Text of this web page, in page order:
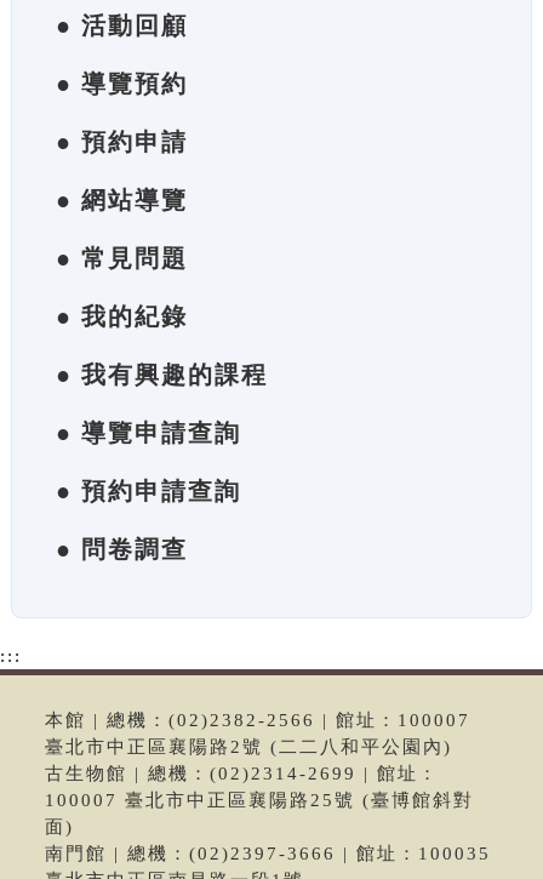
● 活動回顧
● 導覽預約
● 預約申請
● 網站導覽
● 常見問題
● 我的紀錄
● 我有興趣的課程
● 導覽申請查詢
● 預約申請查詢
● 問卷調查
:::
本館 | 總機：(02)2382-2566 | 館址：100007
臺北市中正區襄陽路2號 (二二八和平公園內)
古生物館 | 總機：(02)2314-2699 | 館址：
100007 臺北市中正區襄陽路25號 (臺博館斜對
面)
南門館 | 總機：(02)2397-3666 | 館址：100035